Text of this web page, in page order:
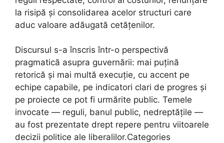
la risipă și consolidarea acelor structuri care
aduc valoare adăugată cetățenilor.
Discursul s-a înscris într-o perspectivă
pragmatică asupra guvernării: mai puțină
retorică și mai multă execuție, cu accent pe
echipe capabile, pe indicatori clari de progres și
pe proiecte ce pot fi urmărite public. Temele
invocate — reguli, banul public, nedreptățile —
au fost prezentate drept repere pentru viitoarele
decizii politice ale liberalilor.Categories